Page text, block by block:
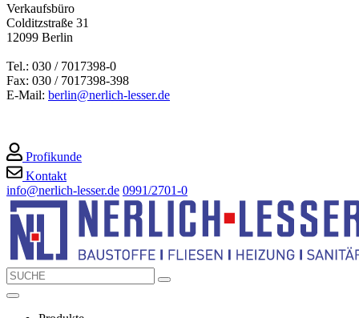
Verkaufsbüro
Colditzstraße 31
12099 Berlin
Tel.: 030 / 7017398-0
Fax: 030 / 7017398-398
E-Mail: berlin@nerlich-lesser.de
Profikunde
Kontakt
info@nerlich-lesser.de 0991/2701-0